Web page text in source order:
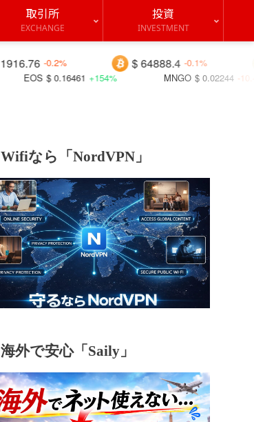
取引所
EXCHANGE
投資
INVESTMENT
$ 64888.4 -0.1% $ 0.07021
+154% BICO
MNGO $ 0.02244 -10.4%
Wifiなら「NordVPN」
海外で安心「Saily」